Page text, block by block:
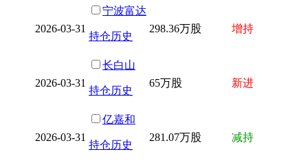
2026-03-31
宁波富达
持仓历史
298.36万股 增持
2026-03-31
长白山
持仓历史
65万股 新进
2026-03-31
亿嘉和
持仓历史
281.07万股 减持